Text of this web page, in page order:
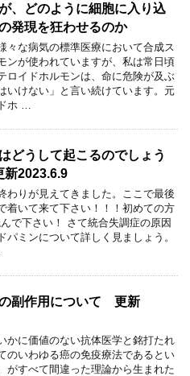
、どのように細胞に入り込
発現を狂わせるのか
々な病気の標準医療において合成ス
ンが使われていますが、私は常日頃
ロイドホルモンは、命に危険が及ぶ
いけない」と言い続けています。元
ホ …
どうして起こるのでしょう
新2023.6.9
わりが見えてきました。ここで最後
着いて来て下さい！！！初めての方
で下さい！ さて統合失調症の原因
パミンについて詳しく見ましょう。
副作用について 更新
かに価値のない抗体医学と銘打たれ
のいわゆる癌の免疫療法であるとい
がすべて間違った理論から生まれた